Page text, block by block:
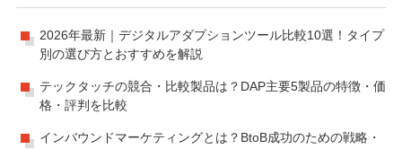
2026年最新｜デジタルアダプションツール比較10選！タイプ
別の選び方とおすすめを解説
テックタッチの競合・比較製品は？DAP主要5製品の特徴・価
格・評判を比較
インバウンドマーケティングとは？BtoB成功のための戦略・